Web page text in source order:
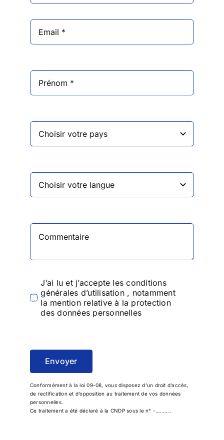
J’ai lu et j’accepte les conditions
générales d’utilisation, notamment
la mention relative à la protection
des données personnelles
Envoyer
Conformément à la loi 09-08, vous disposez d’un droit d’accès,
de rectification et d’opposition au traitement de vos données
personnelles.
Ce traitement a été déclaré à la CNDP sous le n° -……….